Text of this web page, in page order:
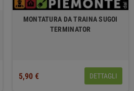
MONTATURA DA TRAINA SUGOI
TERMINATOR
5,90 € DETTAGLI